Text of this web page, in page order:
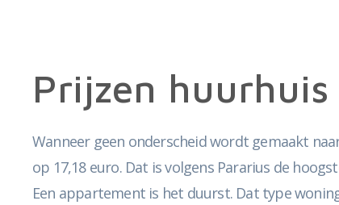
Prijzen
Wanneer geen onderscheid wordt gemaakt
op 17,18 euro. Dat is volgens Pararius de
Een appartement is het duurst. Dat type